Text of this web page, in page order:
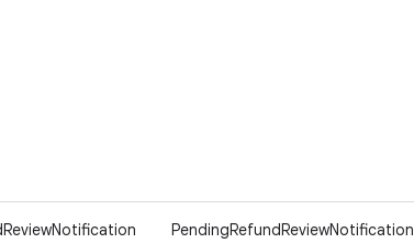
PendingRefundReviewNotification